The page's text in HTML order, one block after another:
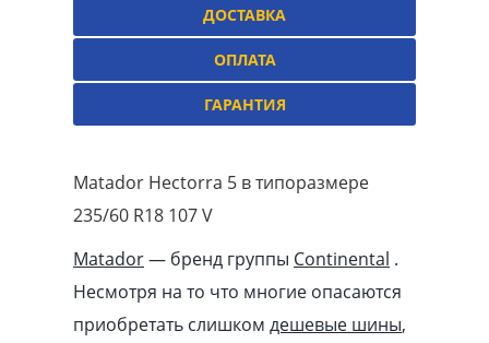
ДОСТАВКА
ОПЛАТА
ГАРАНТИЯ
Matador Hectorra 5 в типоразмере
235/60 R18 107 V
Matador— бренд группы Continental .
Несмотря на то что многие опасаются
приобретать слишком дешевые шины,